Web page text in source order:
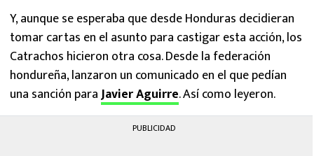
Y, aunque se esperaba que desde Honduras decidieran
tomar cartas en el asunto para castigar esta acción, los
Catrachos hicieron otra cosa. Desde la federación
hondureña, lanzaron un comunicado en el que pedían
una sanción paraJavier Aguirre. Así como leyeron.
PUBLICIDAD